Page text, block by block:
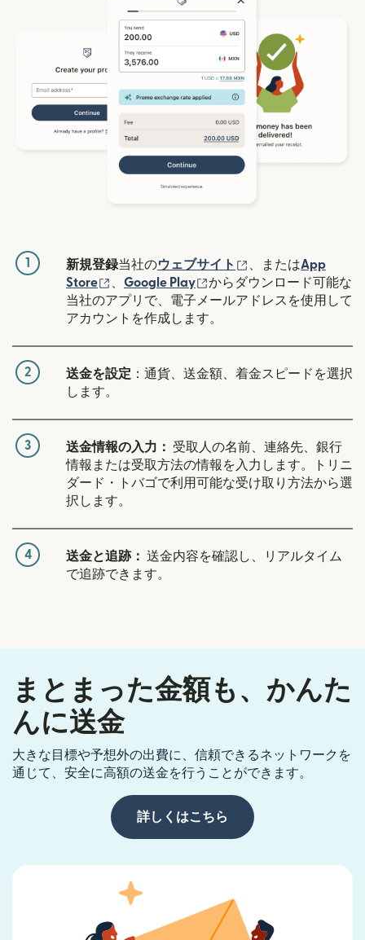
1 新規登録当社のウェブサイト （別ウィンドウで
、またはApp
Store
（別ウィンドウで開きます）
、 Google Play （別ウィンドウで開きま
からダウンロード可能な
当社のアプリで、電子メールアドレスを使用して
アカウントを作成します。
2 送金を設定 ：通貨、送金額、着金スピードを選択
します。
3 送金情報の入力：
受取人の名前、連絡先、銀行
情報または受取方法の情報を入力します。トリニ
ダード・トバゴで利用可能な受け取り方法から選
択します。
4 送金と追跡： 送金内容を確認し、リアルタイム
で追跡できます。
まとまった金額も、かんた
んに送金
大きな目標や予想外の出費に、信頼できるネットワークを
通じて、安全に高額の送金を行うことができます。
詳しくはこちら